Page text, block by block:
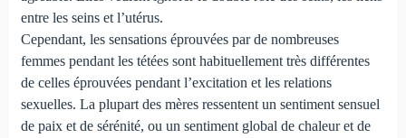
entre les seins et l’utérus.
Cependant, les sensations éprouvées par de nombreuses
femmes pendant les tétées sont habituellement très différentes
de celles éprouvées pendant l’excitation et les relations
sexuelles. La plupart des mères ressentent un sentiment sensuel
de paix et de sérénité, ou un sentiment global de chaleur et de